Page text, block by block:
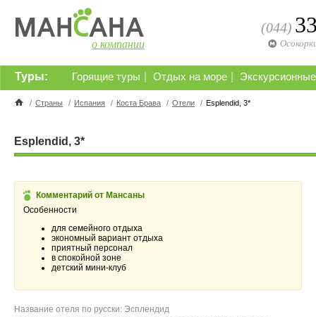
о компании
(044)
Горящие туры Отдых на море
Туры:
/ Страны / Испания / Коста Брава / Отели / Esplendid, 3*
Esplendid, 3*
Комментарий от Мансаны
Особенности
для семейного отдыха
экономный вариант отдыха
приятный персонал
в спокойной зоне
детский мини-клуб
Название отеля по русски: Эсплендид